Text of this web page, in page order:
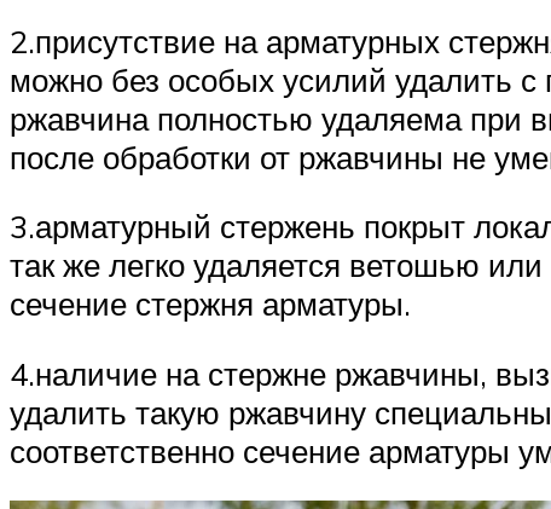
2.присутствие на арматурных
можно без особых усилий удалить
ржавчина полностью удаляема при
после обработки от ржавчины не
3.арматурный стержень покрыт
так же легко удаляется ветошью
сечение стержня арматуры.
4.наличие на стержне ржавчины,
удалить такую ржавчину
соответственно сечение арматуры